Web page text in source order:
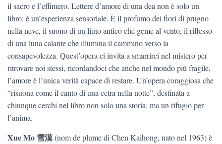
il sacro e l’effimero. Lettere d’amore di una dea non è solo un
libro: è un’esperienza sensoriale. È il profumo dei fiori di prugno
nella neve, il suono di un liuto antico che geme al vento, il riflesso
di una luna calante che illumina il cammino verso la
consapevolezza. Quest’opera ci invita a smarrirci nel mistero per
ritrovare noi stessi, ricordandoci che anche nel mondo più fragile,
l’amore è l’unica verità capace di restare. Un’opera coraggiosa che
“risuona come il canto di una cetra nella notte”, destinata a
chiunque cerchi nel libro non solo una storia, ma un rifugio per
l’anima.
Xue Mo 雪漠(nom de plume di Chen Kaihong, nato nel 1963) è